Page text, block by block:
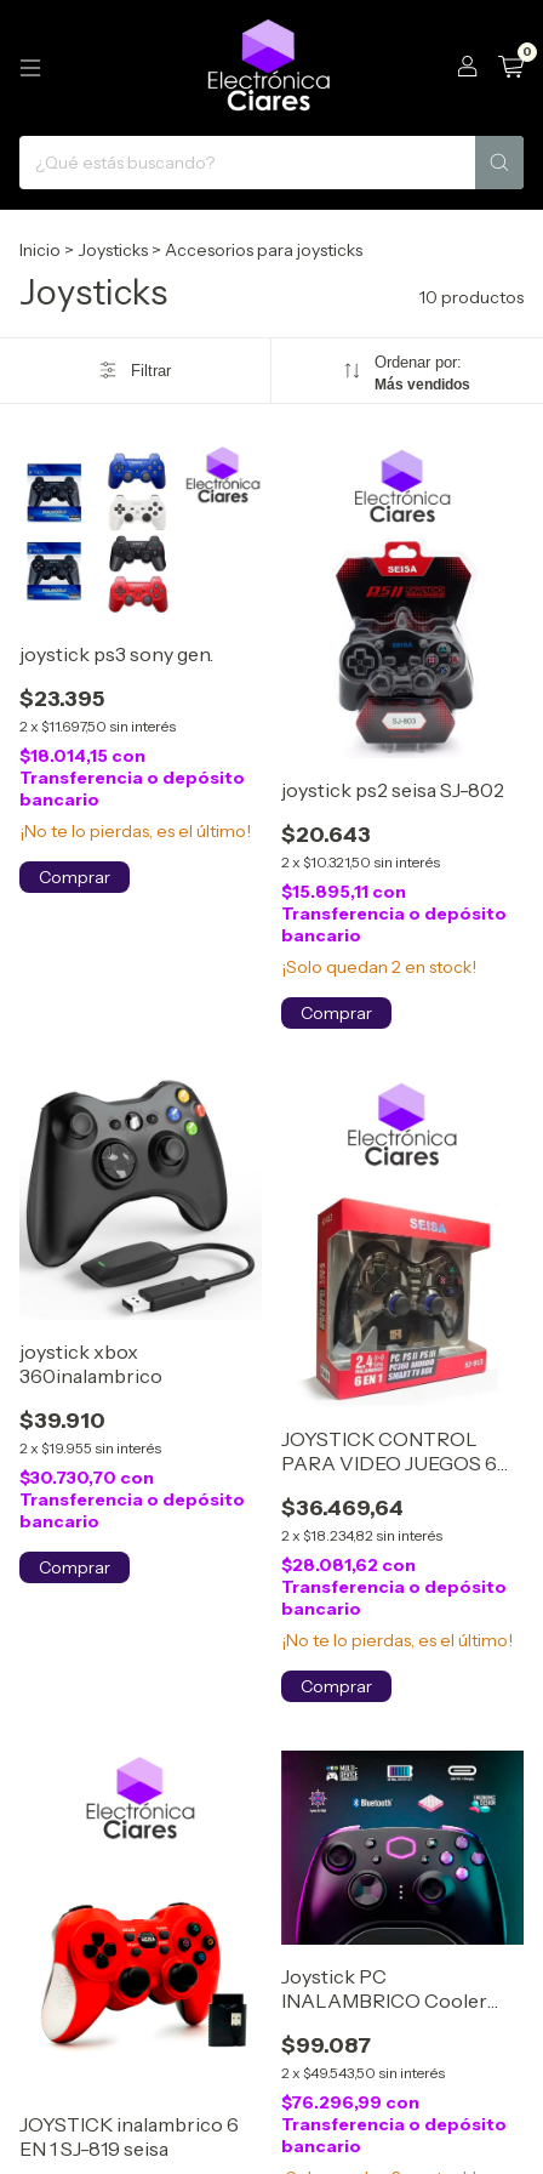
0
Inicio > Joysticks > Accesorios para joysticks
Joysticks 10 productos
Filtrar Ordenar por:
Más vendidos
joystick ps3 sony gen.
$23.395
2 x $11.697,50 sin interés
$18.014,15 con
Transferencia o depósito
bancario
¡No te lo pierdas, es el último!
Comprar
joystick ps2 seisa SJ-802
$20.643
2 x $10.321,50 sin interés
$15.895,11 con
Transferencia o depósito
bancario
¡Solo quedan 2 en stock!
joystick xbox
360inalambrico
$39.910
2 x $19.955 sin interés
$30.730,70 con
Transferencia o depósito
bancario
JOYSTICK CONTROL
PARA VIDEO JUEGOS 6
$36.469,64
2 x $18.234,82 sin interés
$28.081,62 con
Transferencia o depósito
bancario
¡No te lo pierdas, es el último!
JOYSTICK inalambrico 6
EN 1 SJ-819 seisa
Joystick PC
INALAMBRICO Cooler
$99.087
2 x $49.543,50 sin interés
$76.296,99 con
Transferencia o depósito
bancario